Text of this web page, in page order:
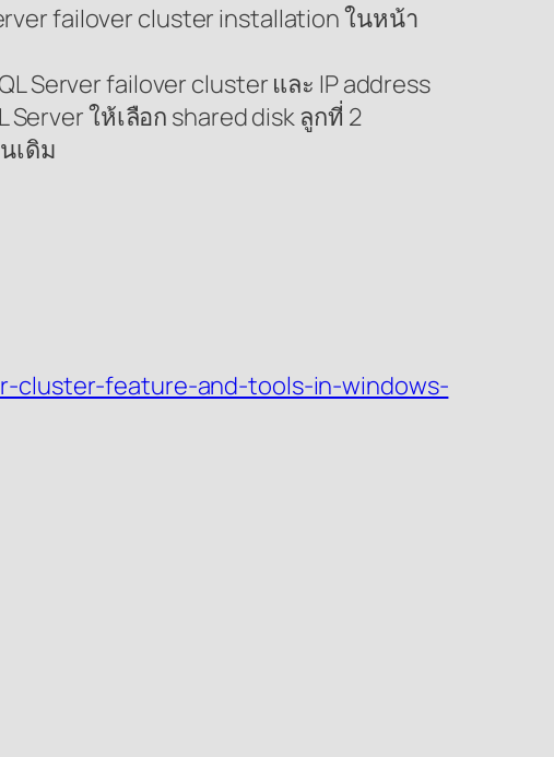
failover cluster installation ในหน้า
Server failover cluster และ IP address
ให้เลือก shared disk ลูกที่ 2
เดิม
cluster-feature-and-tools-in-windows-